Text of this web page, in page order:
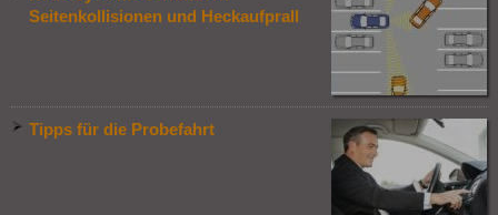
Seitenkollisionen und Heckaufprall
Tipps für die Probefahrt